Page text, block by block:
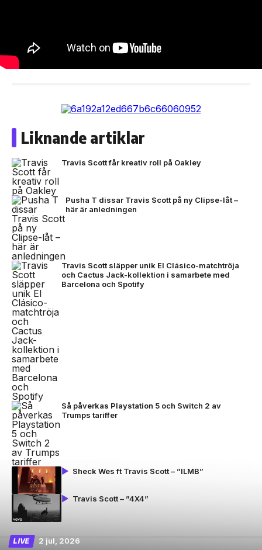
Liknande artiklar
Travis Scott får kreativ roll på Oakley
Pusha T dissar Travis Scott på ny Clipse-låt –
här är anledningen
Travis Scott släpper unik El Clásico-matchtröja
och Cactus Jack-kollektion i samarbete med
Barcelona och Spotify
Så påverkas Playstation 5 och Switch 2 av
Trumps tariffer
Sheck Wes ft Travis Scott – ”ILMB”
Travis Scott – ”4X4”
LIVE 2 jul, 2026